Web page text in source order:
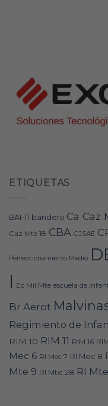
ETIQUETAS
BAI-11 bandera Ca Caz
Caz Mte 18 CBA CJSAE
Perfeccionamiento Medio
I Ec Mil Mte escuela de
Br Aerot
Regimiento de
RIM 10 RIM 11 RIM 16
Mec 6 RI Mec 7 RI Mec 8
Mte 9 RI Mte 28 RI